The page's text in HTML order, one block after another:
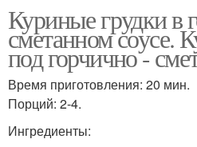
Куриные грудки в
сметанном соусе.
под горчично -
Время приготовления: 20 мин.
Порций: 2-4.
Ингредиенты: